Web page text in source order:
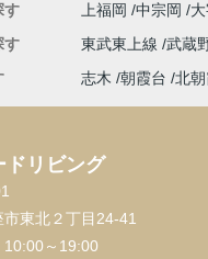
す
上福岡 中宗岡
す
東武東上線 武蔵
志木 朝霞台 北
ドリビング
東北２丁目24-41
10:00～19:00